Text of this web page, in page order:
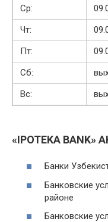
Ср:
Чт:
Пт:
Сб:
Вс:
«IPOTEKA
Банки
Банковские
районе
Банковские